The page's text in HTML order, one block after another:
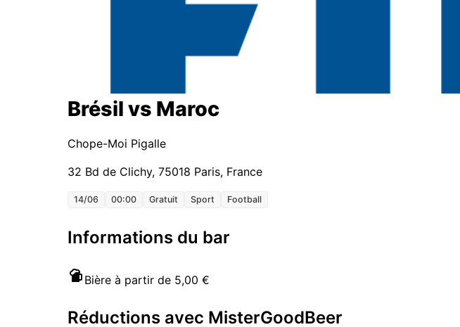
Brésil vs Maroc
Chope-Moi Pigalle
32 Bd de Clichy, 75018 Paris, France
14/06 00:00 Gratuit Sport Football
Informations du bar
Bière à partir de 5,00 €
Réductions avec MisterGoodBeer